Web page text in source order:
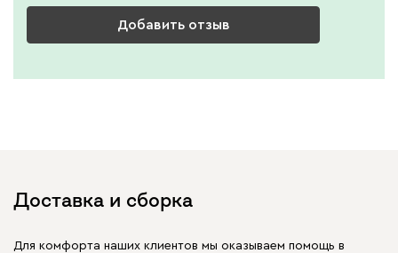
Добавить отзыв
Доставка и сборка
Для комфорта наших клиентов мы оказываем помощь в